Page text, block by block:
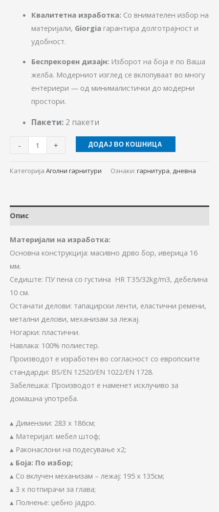
Квалитетна изработка: Со внимателен избор на
материјали, Giorgiaгарантира долготрајност и
удобност.
Беспрекорен дизајн: Изборот на боја е по Ваша
желба. Модерниот изглед се вклопуваат во многу
ентериери — од минималистички до модерни
простори.
Пакети:2 пакети
- + ДОДАЈ ВО КОШНИЦА
Категорија Аголни гарнитури Ознаки: гарнитура, дневна
Опис
Материјали на изработка:
Основна конструкција: масивно дрво бор, иверица 16
мм.
Седиште: ПУ пена со густина HR T35/32kg/m3, дебелина
10 см.
Останати делови: тапацирски ленти, еластични ремени,
метални делови, механизам за лежај.
Ногарки: пластични.
Навлака: 100% полиестер.
Производот е изработен во согласност со европските
стандарди: BS/EN 12520/EN 1022/EN 1728.
Забелешка: Производот е наменет исклучиво за
домашна употреба.
▴ Димензии: 283 х 186см;
▴ Материјал: мебел штоф;
▴ Раконаслони на подесување х2;
▴ Боја: По избор;
▴ Со вклучен механизам – лежај: 195 x 135см;
▴ 3 x потпирачи за глава;
▴ Полнење: џебно јадро.